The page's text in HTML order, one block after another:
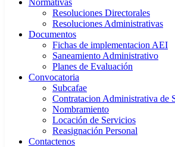
Normativas
Resoluciones Directorales
Resoluciones Administrativas
Documentos
Fichas de implementacion AEI
Saneamiento Administrativo
Planes de Evaluación
Convocatoria
Subcafae
Contratacion Administrativa de
Nombramiento
Locación de Servicios
Reasignación Personal
Contactenos